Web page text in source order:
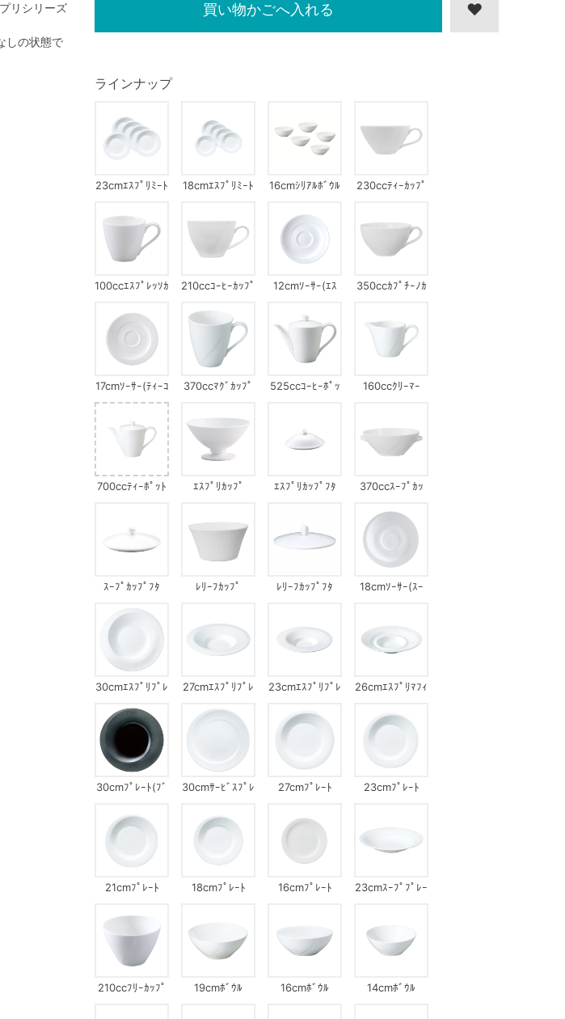
リシリーズ
しの状態で
ラインナップ
23cmｴｽﾌﾟﾘﾐｰﾄ
ﾘ)
18cmｴｽﾌﾟﾘﾐｰﾄ
16cmｼﾘｱﾙﾎﾞｳﾙ
230ccﾃｨｰｶｯﾌﾟ
100ccｴｽﾌﾟﾚｯｿｶ
210ccｺｰﾋｰｶｯﾌﾟ
12cmｿｰｻｰ(ｴｽ
350ccｶﾌﾟﾁｰﾉｶ
17cmｿｰｻｰ(ﾃｨｰｺ
ｰﾋｰ兼用)
370ccﾏｸﾞｶｯﾌﾟ
525ccｺｰﾋｰﾎﾟｯ
160ccｸﾘｰﾏｰ
700ccﾃｨｰﾎﾟｯﾄ ｴｽﾌﾟﾘｶｯﾌﾟ ｴｽﾌﾟﾘｶｯﾌﾟﾌﾀ
370ccｽｰﾌﾟｶｯ
ｽｰﾌﾟｶｯﾌﾟﾌﾀ ﾚﾘｰﾌｶｯﾌﾟ ﾚﾘｰﾌｶｯﾌﾟﾌﾀ
18cmｿｰｻｰ(ｽｰ
30cmｴｽﾌﾟﾘﾌﾟﾚ
27cmｴｽﾌﾟﾘﾌﾟﾚ
23cmｴｽﾌﾟﾘﾌﾟﾚ
26cmｴｽﾌﾟﾘﾏﾌｨ
30cmﾌﾟﾚｰﾄ(ﾌﾞ
30cmｻｰﾋﾞｽﾌﾟﾚ
27cmﾌﾟﾚｰﾄ 23cmﾌﾟﾚｰﾄ
21cmﾌﾟﾚｰﾄ 18cmﾌﾟﾚｰﾄ 16cmﾌﾟﾚｰﾄ
23cmｽｰﾌﾟﾌﾟﾚｰ
210ccﾌﾘｰｶｯﾌﾟ 19cmﾎﾞｳﾙ 16cmﾎﾞｳﾙ 14cmﾎﾞｳﾙ
買い物かごへ入れる